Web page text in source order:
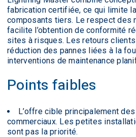
fabrication certifiée, ce qui limite
composants tiers. Le respect des
facilite l’obtention de conformité
sites à risques. Les retours
réduction des pannes liées à la
interventions de maintenance
Points faibles
L’offre cible principalement
commerciaux. Les petites
sont pas la priorité.